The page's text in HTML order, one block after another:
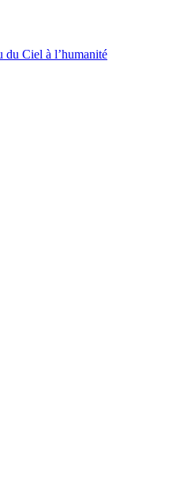
du Ciel à l’humanité